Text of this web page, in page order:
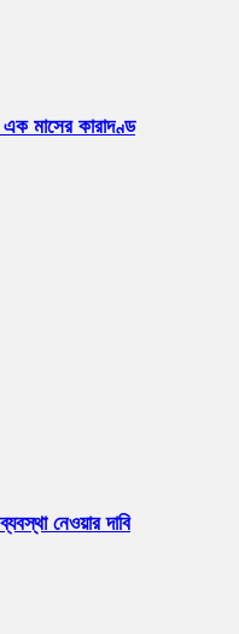
এক মাসের কারাদণ্ড
নেওয়ার দাবি